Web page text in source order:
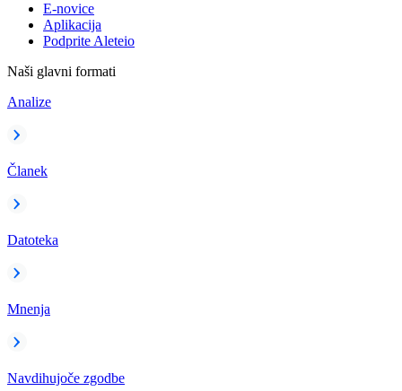
E-novice
Aplikacija
Podprite Aleteio
Naši glavni formati
Analize
Članek
Datoteka
Mnenja
Navdihujoče zgodbe